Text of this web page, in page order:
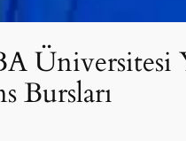
Üniversitesi
Bursları